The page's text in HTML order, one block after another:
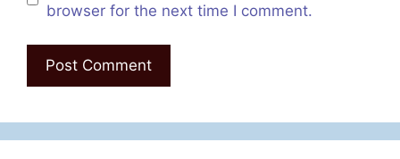
browser for the next time I comment.